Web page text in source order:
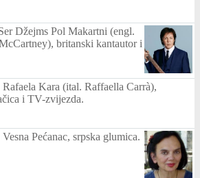
Džejms Pol Makartni (engl.
britanski kantautor i
Rafaela Kara (ital. Raffaella Carrà),
i TV-zvijezda.
Pećanac, srpska glumica.